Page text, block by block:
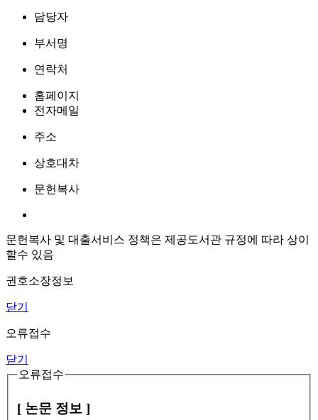
담당자
부서명
연락처
홈페이지
전자메일
주소
상호대차
문헌복사
문헌복사 및 대출서비스 정책은 제공도서관 규정에 따라 상이
할수 있음
권호소장정보
닫기
오류접수
닫기
오류접수
[ 논문 정보 ]